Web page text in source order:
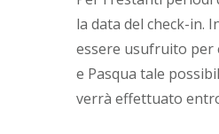
la data del check-in.
essere usufruito per
e Pasqua tale
verrà effettuato